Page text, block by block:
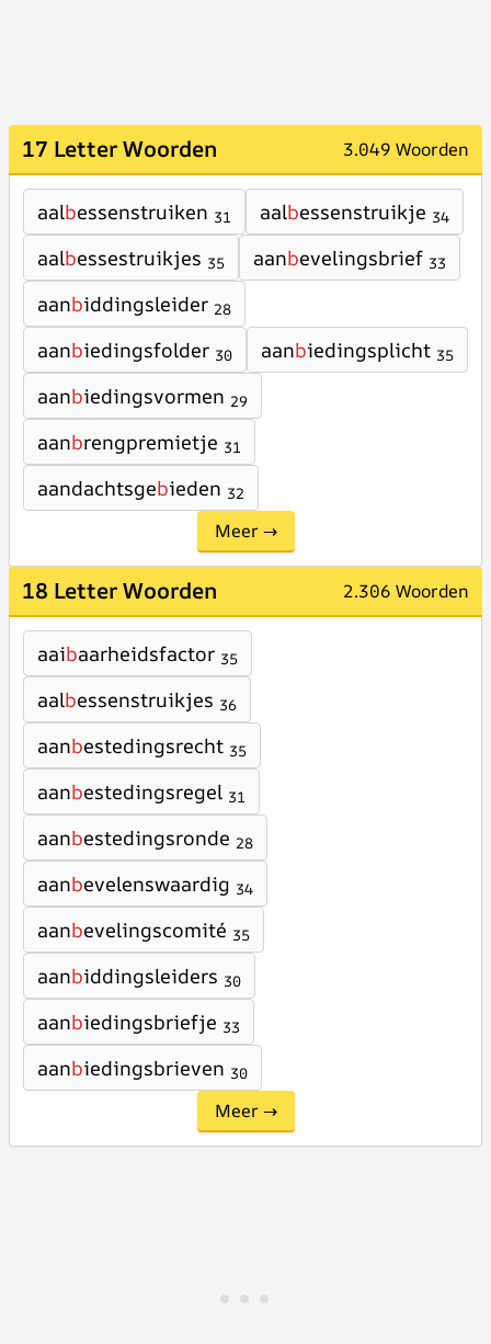
17 Letter Woorden 3.049 Woorden
aalbessenstruiken 31 aalbessenstruikje 34
aalbessestruikjes 35 aanbevelingsbrief 33
aanbiddingsleider 28
aanbiedingsfolder 30 aanbiedingsplicht 35
aanbiedingsvormen 29
aanbrengpremietje 31
aandachtsgebieden 32
Meer →
18 Letter Woorden 2.306 Woorden
aaibaarheidsfactor 35
aalbessenstruikjes 36
aanbestedingsrecht 35
aanbestedingsregel 31
aanbestedingsronde 28
aanbevelenswaardig 34
aanbevelingscomité 35
aanbiddingsleiders 30
aanbiedingsbriefje 33
aanbiedingsbrieven 30
Meer →